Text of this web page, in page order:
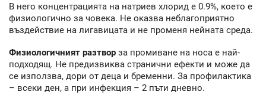
В него концентрацията на натриев хлорид е 0.9%, което е
физиологично за човека. Не оказва неблагоприятно
въздействие на лигавицата и не променя нейната среда.
Физиологичният разтвор за промиване на носа е най-
подходящ. Не предизвиква странични ефекти и може да
се използва, дори от деца и бременни. За профилактика
– всеки ден, а при инфекция – 2 пъти дневно.